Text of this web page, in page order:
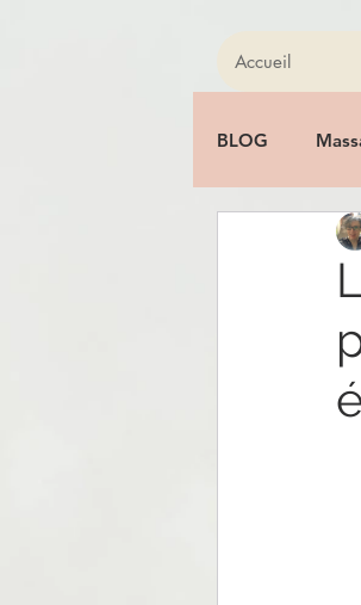
Accueil
BLOG
Bol Kansu